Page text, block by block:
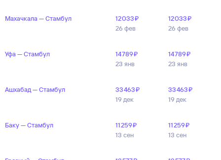
Махачкала — Стамбул
12 ⁠033 ⁠₽
26 фев
12 ⁠033 ⁠₽
26 фев
Уфа — Стамбул
14 ⁠789 ⁠₽
23 янв
14 ⁠789 ⁠₽
23 янв
Ашхабад — Стамбул
33 ⁠463 ⁠₽
19 дек
33 ⁠463 ⁠₽
19 дек
Баку — Стамбул
11 ⁠259 ⁠₽
13 сен
11 ⁠259 ⁠₽
13 сен